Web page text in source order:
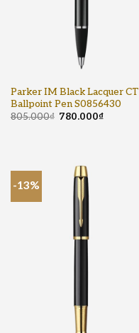
Parker IM Black Lacquer CT
Ballpoint Pen S0856430
805.000₫ 780.000₫
-13%